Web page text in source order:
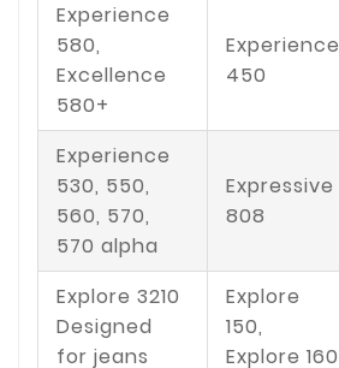
Experience
580,
Excellence
580+
Experience
450
Experience
530, 550,
560, 570,
570 alpha
Expressive
808
Explore 3210
Designed
for jeans
Explore
150,
Explore 160